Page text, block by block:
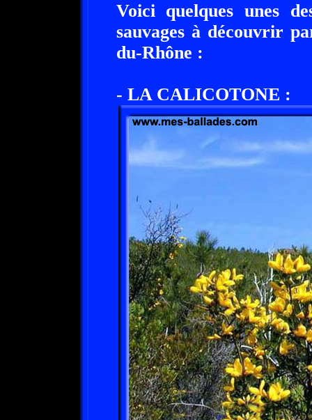
Voici quelques unes
sauvages à découvrir
du-Rhône :
- LA CALICOTONE :